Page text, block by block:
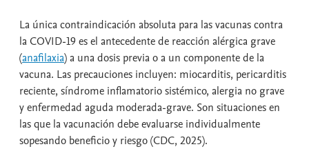
La única contraindicación absoluta para las vacunas contra
la COVID-19 es el antecedente de reacción alérgica grave
(anafilaxia) a una dosis previa o a un componente de la
vacuna. Las precauciones incluyen: miocarditis, pericarditis
reciente, síndrome inflamatorio sistémico, alergia no grave
y enfermedad aguda moderada-grave. Son situaciones en
las que la vacunación debe evaluarse individualmente
sopesando beneficio y riesgo (CDC, 2025).